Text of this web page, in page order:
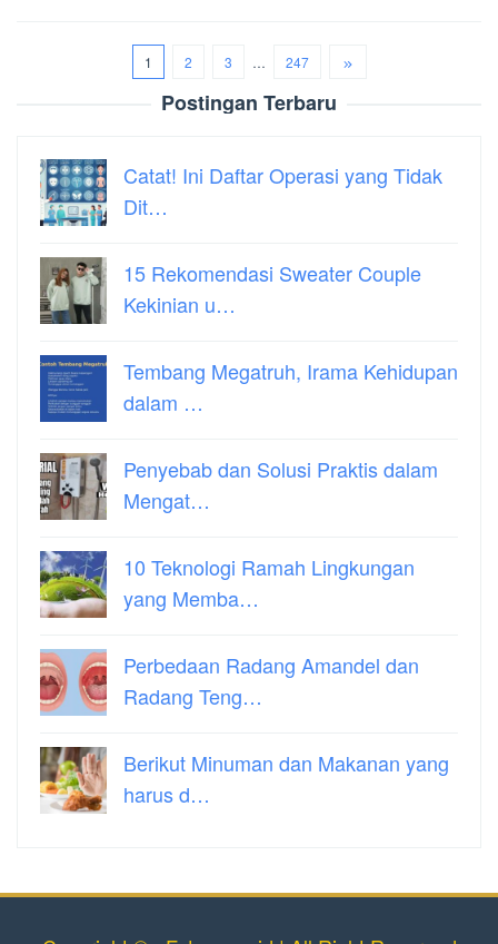
1 2 3 … 247
Postingan Terbaru
Catat! Ini Daftar Operasi yang Tidak
Dit…
15 Rekomendasi Sweater Couple
Kekinian u…
Tembang Megatruh, Irama Kehidupan
dalam …
Penyebab dan Solusi Praktis dalam
Mengat…
10 Teknologi Ramah Lingkungan
yang Memba…
Perbedaan Radang Amandel dan
Radang Teng…
Berikut Minuman dan Makanan yang
harus d…